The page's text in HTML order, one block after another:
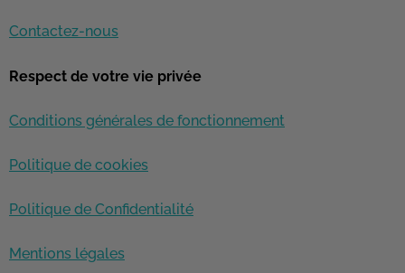
Contactez-nous
Respect de votre vie privée
Conditions générales de fonctionnement
Politique de cookies
Politique de Confidentialité
Mentions légales